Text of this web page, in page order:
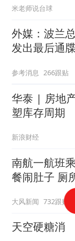
米老师说台球
外媒：波兰
发出最后通牒
参考消息 266跟贴
华泰 | 房地
塑库存周期
新浪财经
南航一航班
餐闹肚子 厕
大风新闻 732跟贴
天空硬糖消